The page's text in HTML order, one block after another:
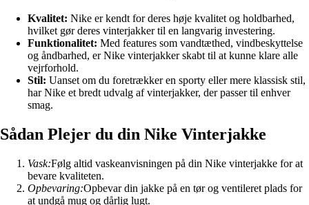
Kvalitet: Nike er kendt for deres høje kvalitet og holdbarhed,
hvilket gør deres vinterjakker til en langvarig investering.
Funktionalitet: Med features som vandtæthed, vindbeskyttelse
og åndbarhed, er Nike vinterjakker skabt til at kunne klare alle
vejrforhold.
Stil: Uanset om du foretrækker en sporty eller mere klassisk stil,
har Nike et bredt udvalg af vinterjakker, der passer til enhver
smag.
Sådan Plejer du din Nike Vinterjakke
Vask:Følg altid vaskeanvisningen på din Nike vinterjakke for at
bevare kvaliteten.
Opbevaring:Opbevar din jakke på en tør og ventileret plads for
at undgå mug og dårlig lugt.